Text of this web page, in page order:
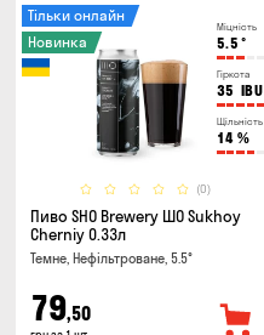
Міцність
5.5 °
Гіркота
35 IBU
Щільність
14 %
(0)
Тільки онлайн
Новинка
Пиво SHO Brewery ШО Sukhoy
Cherniy 0.33л
Темне, Нефільтроване, 5.5°
79,50